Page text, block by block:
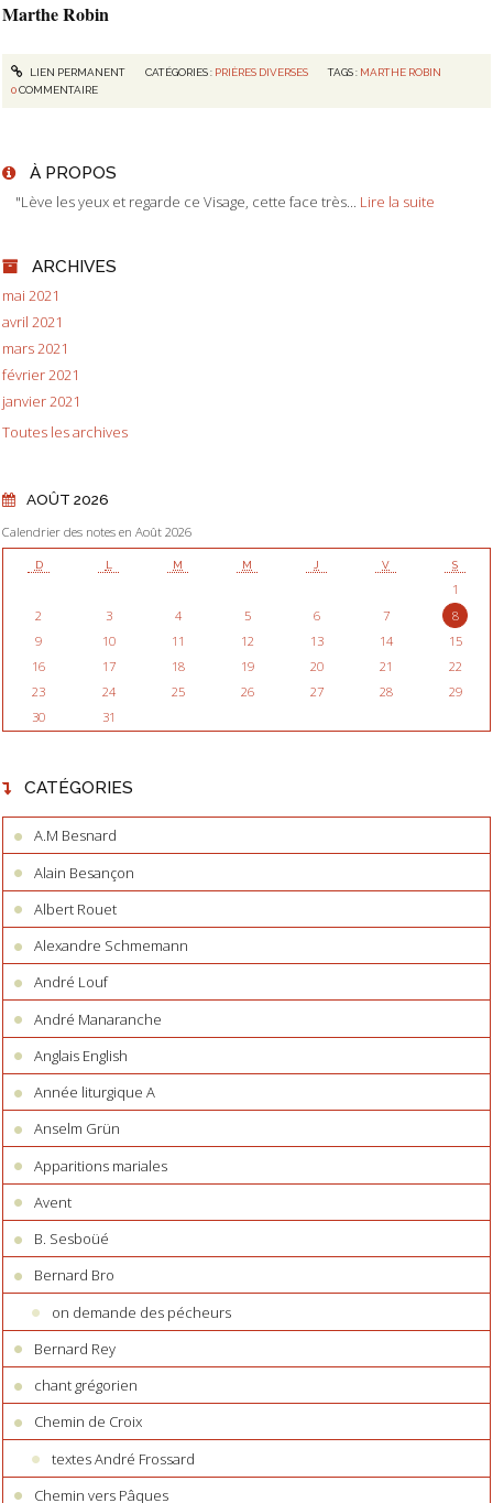
À PROPOS
"Lève les yeux et regarde ce Visage, cette face très... Lire la suite
ARCHIVES
mai 2021
avril 2021
mars 2021
février 2021
janvier 2021
Toutes les archives
AOÛT 2026
Calendrier des notes en Août 2026
D L M M J V S
1
2
3 4 5 6 7
8
9
10 11 12 13 14
15
16
17 18 19 20 21
22
23
24 25 26 27 28
29
30
31
CATÉGORIES
A.M Besnard
Alain Besançon
Albert Rouet
Alexandre Schmemann
André Louf
André Manaranche
Anglais English
Année liturgique A
Anselm Grün
Apparitions mariales
Avent
B. Sesboüé
Bernard Bro
on demande des pécheurs
Bernard Rey
chant grégorien
Chemin de Croix
textes André Frossard
Chemin vers Pâques
Marthe Robin
LIEN PERMANENT CATÉGORIES : PRIÈRES DIVERSES TAGS : MARTHE ROBIN
0COMMENTAIRE